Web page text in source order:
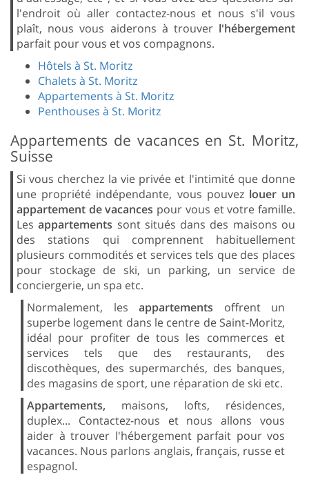
l'endroit où aller contactez-nous et nous s'il vous
plaît, nous vous aiderons à trouver l'hébergement
parfait pour vous et vos compagnons.
Hôtels à St. Moritz
Chalets à St. Moritz
Appartements à St. Moritz
Penthouses à St. Moritz
Appartements de vacances en St. Moritz,
Suisse
Si vous cherchez la vie privée et l'intimité que donne
une propriété indépendante, vous pouvez louer un
appartement de vacances pour vous et votre famille.
Lesappartements sont situés dans des maisons ou
des stations qui comprennent habituellement
plusieurs commodités et services tels que des places
pour stockage de ski, un parking, un service de
conciergerie, un spa etc.
Normalement, les appartements offrent un
superbe logement dans le centre de Saint-Moritz,
idéal pour profiter de tous les commerces et
services tels que des restaurants, des
discothèques, des supermarchés, des banques,
des magasins de sport, une réparation de ski etc.
Appartements, maisons, lofts, résidences,
duplex... Contactez-nous et nous allons vous
aider à trouver l'hébergement parfait pour vos
vacances. Nous parlons anglais, français, russe et
espagnol.